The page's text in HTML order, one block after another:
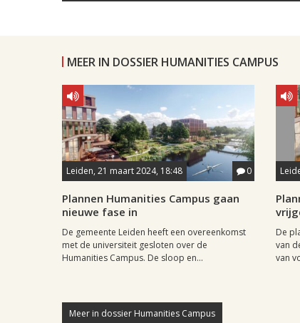
MEER IN DOSSIER HUMANITIES CAMPUS
Leiden, 21 maart 2024, 18:48 0
Plannen Humanities Campus gaan
nieuwe fase in
De gemeente Leiden heeft een overeenkomst
met de universiteit gesloten over de
Humanities Campus. De sloop en...
De
van
van
Meer in dossier Humanities Campus